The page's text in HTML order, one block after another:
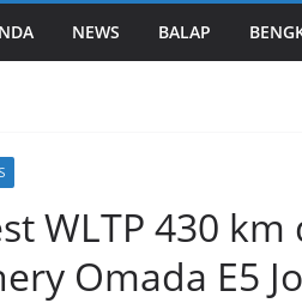
NEWS BALAP
WLTP 430
Omada E5